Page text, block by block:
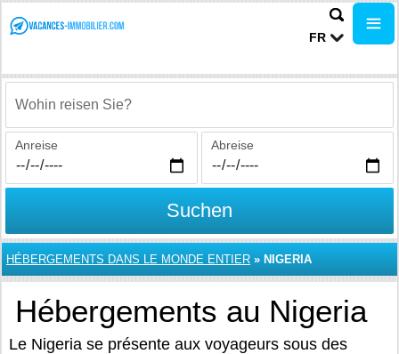
FR
Wohin reisen Sie?
Anreise Abreise
Suchen
HÉBERGEMENTS DANS LE MONDE ENTIER » NIGERIA
Hébergements au Nigeria
Le Nigeria se présente aux voyageurs sous des